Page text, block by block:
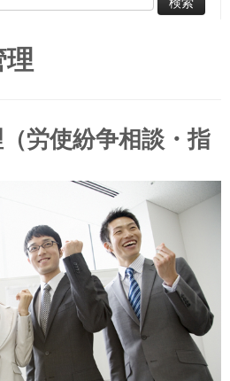
理
労使紛争相談・指